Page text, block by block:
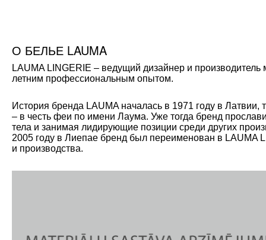
О БЕЛЬЕ LAUMA
LAUMA LINGERIE – ведущий дизайнер и
летним профессиональным опытом.
История бренда LAUMA началась в 1971 году в
– в честь феи по имени Лаума. Уже тогда бренд
тела и занимая лидирующие позиции среди других
2005 году в Лиепае бренд был переименован в LAUMA
и производства.